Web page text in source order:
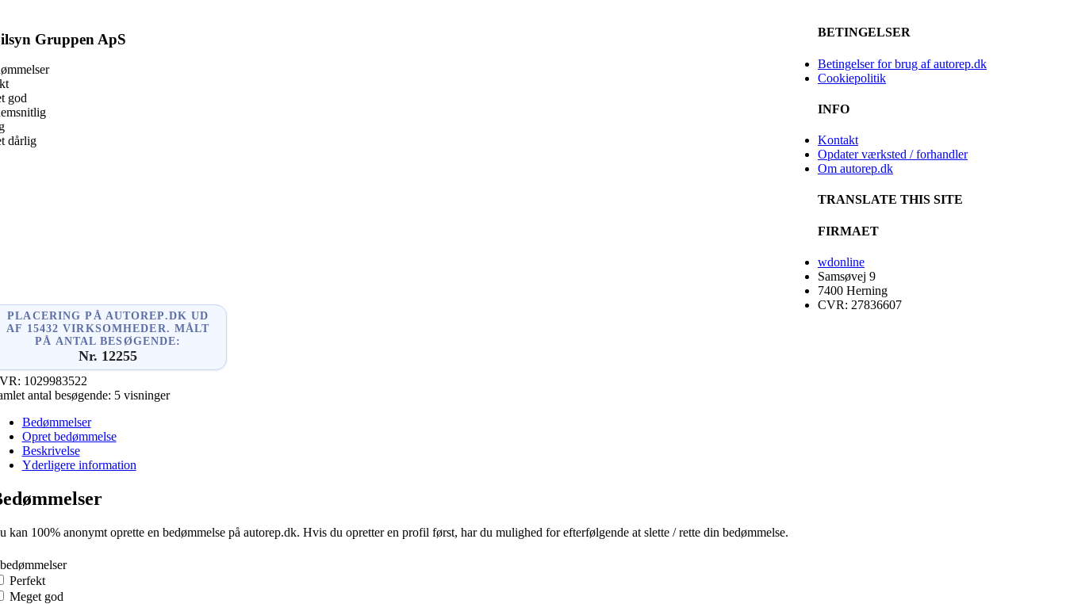
Gruppen ApS
god
dårlig
PLACERING PÅ AUTOREP.DK UD
AF 15432 VIRKSOMHEDER. MÅLT
PÅ ANTAL BESØGENDE:
Nr. 12255
1029983522
antal besøgende: 5 visninger
Bedømmelser
Opret bedømmelse
Beskrivelse
Yderligere information
kan 100% anonymt oprette en bedømmelse på autorep.dk. Hvis du opretter en profil først, har du mulighed for efterfølgende at slette / rette din bedømmelse.
Perfekt
Meget god
BETINGELSER
Betingelser for brug af autorep.dk
Cookiepolitik
INFO
Kontakt
Opdater værksted / forhandler
Om autorep.dk
TRANSLATE THIS SITE
FIRMAET
wdonline
Samsøvej 9
7400 Herning
CVR: 27836607